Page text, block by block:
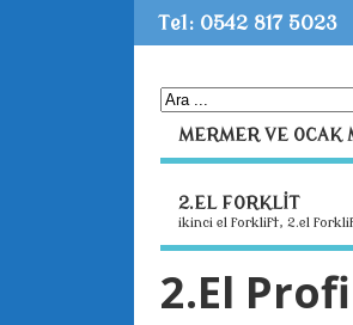
Tel: 0542 817 5023
MERMER VE OCAK
2.EL FORKLİT
ikinci el forklift, 2.el
2.El